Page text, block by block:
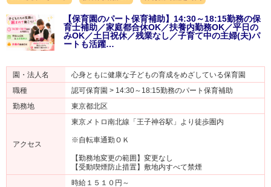
【保育園のパート保育補助】14:30～18:15勤務の保
育士補助／家庭都合休OK／扶養内勤務OK／平日の
みOK／土日祝休／残業なし／子育て中の主婦(夫)パ
ートも活躍…
園・法人名
心身ともに健康な子どもの育成をめざしている保育園
職種
認可保育園 > 14:30～18:15勤務のパート保育補助
勤務地
東京都北区
アクセス
東京メトロ南北線「王子神谷駅」より徒歩圏内
※自転車通勤ＯＫ
【勤務地変更の範囲】変更なし
【受動喫煙防止措置】敷地内すべて禁煙
時給１５１０円～